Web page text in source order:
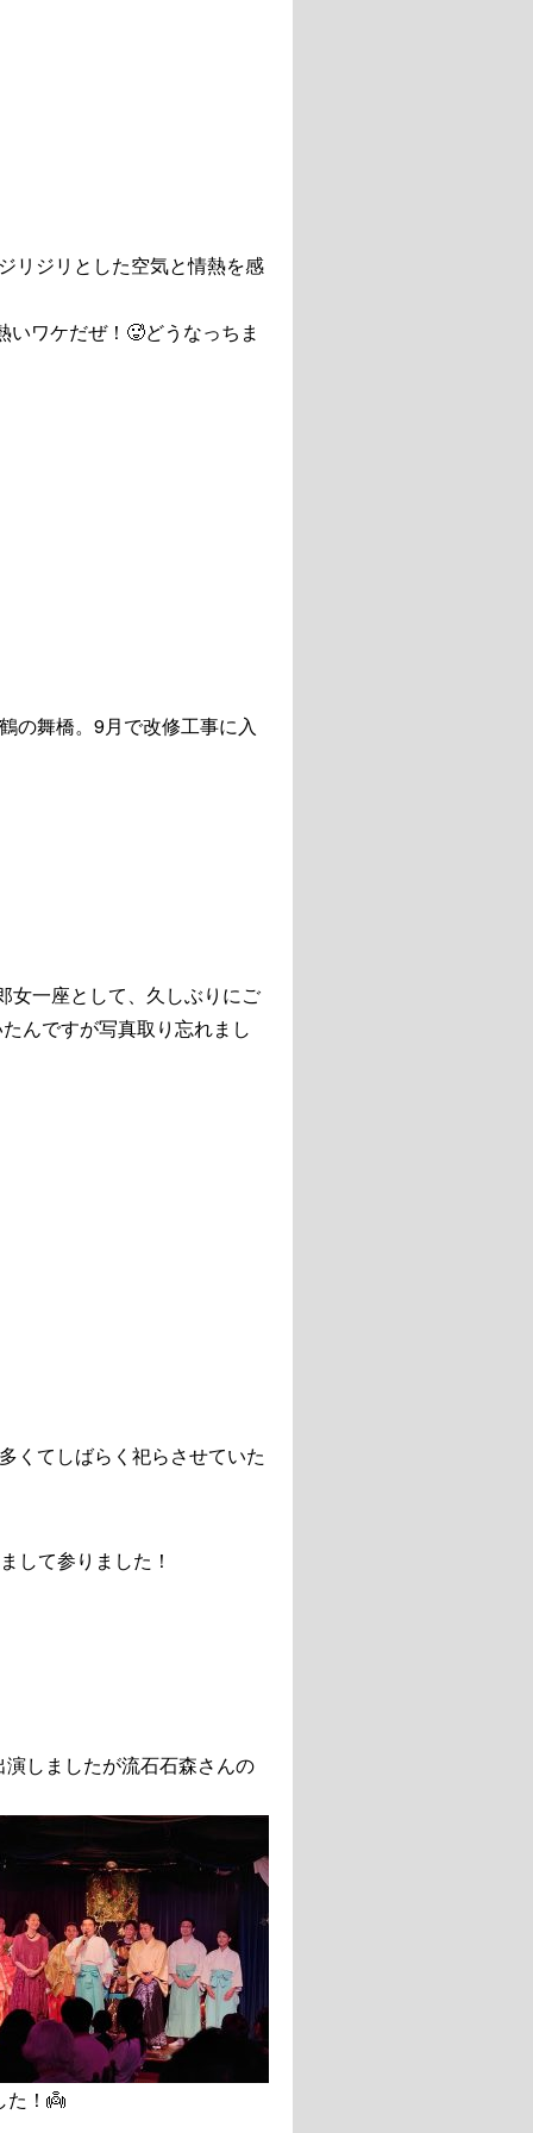
リジリとした空気と情熱を感
ワケだぜ！🥵どうなっちま
の舞橋。9月で改修工事に入
一座として、久しぶりにご
んですが写真取り忘れまし
くてしばらく祀らさせていた
して参りました！
しましたが流石石森さんの
た！👼